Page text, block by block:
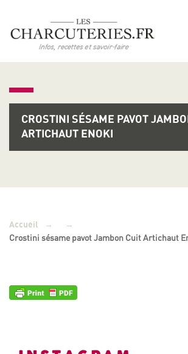
CROSTINI SÉSAME PAVOT
ARTICHAUT ENOKI
Accueil →
→
Crostini sésame pavot Jambon Cuit Artichaut